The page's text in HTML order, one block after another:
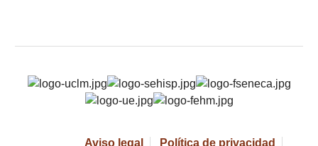
Aviso legal Política de privacidad